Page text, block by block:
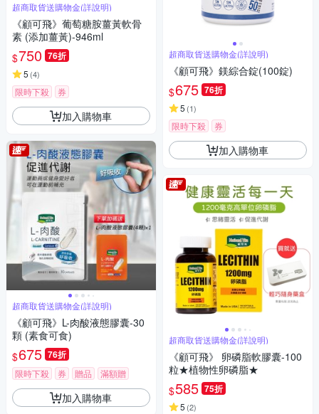
超商取貨送購物金(詳說明)
《顧可飛》葡萄糖胺薑黃軟骨
素 (添加薑黃)-946ml
$750 76折
5 (4)
限時下殺 券
加入購物車
超商取貨送購物金(詳說明)
《顧可飛》L-肉酸液態膠囊-30
顆 (素食可食)
$675 76折
限時下殺 券 贈品 滿額贈
加入購物車
超商取貨送購物金(詳說明)
《顧可飛》鎂綜合錠(100錠)
$675 76折
5 (1)
限時下殺 券
加入購物車
超商取貨送購物金(詳說明)
《顧可飛》 卵磷脂軟膠囊-100
粒★植物性卵磷脂★
$585 75折
5 (2)